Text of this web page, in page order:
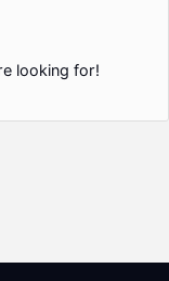
looking for!